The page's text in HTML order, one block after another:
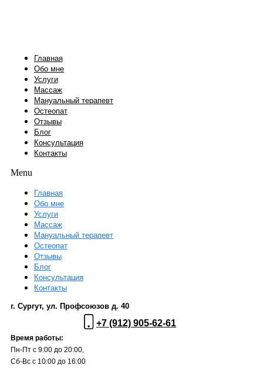
Главная
Обо мне
Услуги
Массаж
Мануальный терапевт
Остеопат
Отзывы
Блог
Консультация
Контакты
Menu
Главная
Обо мне
Услуги
Массаж
Мануальный терапевт
Остеопат
Отзывы
Блог
Консультация
Контакты
г. Сургут, ул. Профсоюзов д. 40
+7 (912) 905-62-61
Время работы:
Пн-Пт с 9:00 до 20:00,
Сб-Вс с 10:00 до 16:00